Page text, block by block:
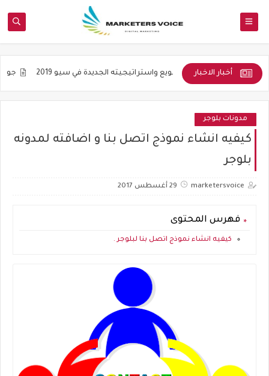
أخبار الاخبار
التنويع واستراتيجيته الجديدة في سيو 2019 جوده المواضيع
مدونات بلوجر
كيفيه انشاء نموذج اتصل بنا و اضافته لمدونه
بلوجر
marketersvoice 29 أغسطس 2017
فهرس المحتوى
كيفيه انشاء نموذج اتصل بنا لبلوجر .